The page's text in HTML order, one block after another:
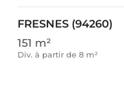
FRESNES (94260)
151 m²
Div. à partir de 8 m²